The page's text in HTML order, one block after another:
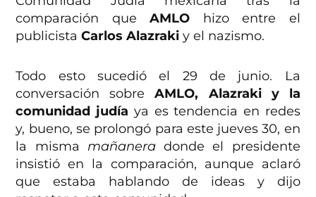
comparación que AMLO hizo entre el
publicistaCarlos Alazrakiy el nazismo.
Todo esto sucedió el 29 de junio. La
conversación sobreAMLO, Alazraki y la
comunidad judía ya es tendencia en redes
y, bueno, se prolongó para este jueves 30, en
la misma mañaneradonde el presidente
insistió en la comparación, aunque aclaró
que estaba hablando de ideas y dijo